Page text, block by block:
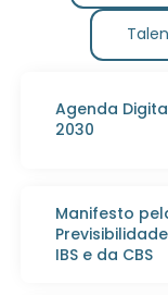
Agenda
2030
Manifesto
IBS e da CBS